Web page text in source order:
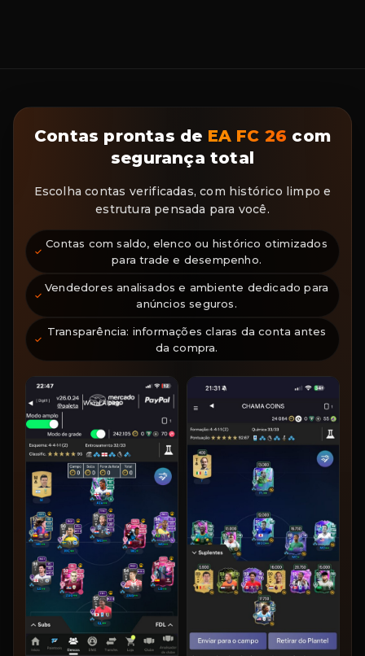
Contas prontas de EA FC 26 com
segurança total
Escolha contas verificadas, com histórico limpo e
estrutura pensada para você.
Contas com saldo, elenco ou histórico otimizados
para trade e desempenho.
Vendedores analisados e ambiente dedicado para
anúncios seguros.
Transparência: informações claras da conta antes
da compra.